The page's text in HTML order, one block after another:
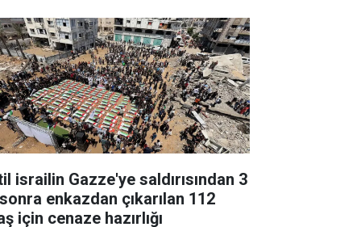
israilin Gazze'ye saldırısından 3
enkazdan çıkarılan 112
için cenaze hazırlığı